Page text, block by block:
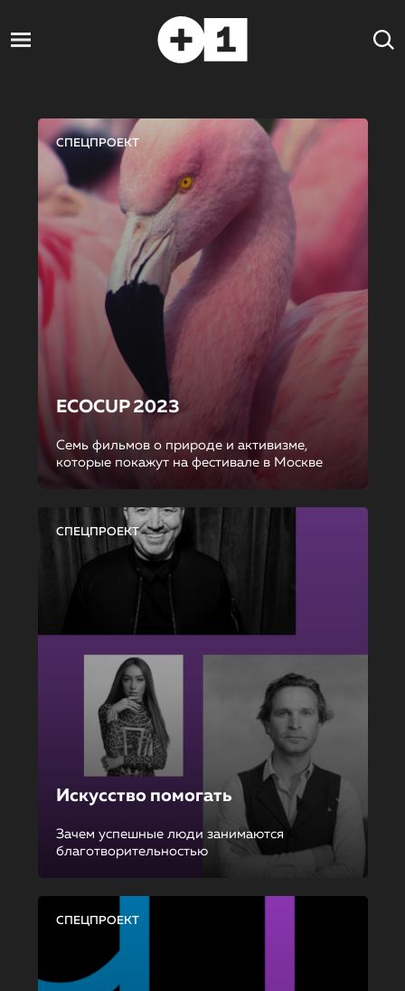
СПЕЦПРОЕКТ
ECOCUP 2023
Семь фильмов о природе и активизме,
которые покажут на фестивале в Москве
СПЕЦПРОЕКТ
Искусство помогать
Зачем успешные люди занимаются
благотворительностью
СПЕЦПРОЕКТ